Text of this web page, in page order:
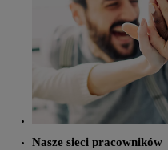
Nasze sieci pracowników